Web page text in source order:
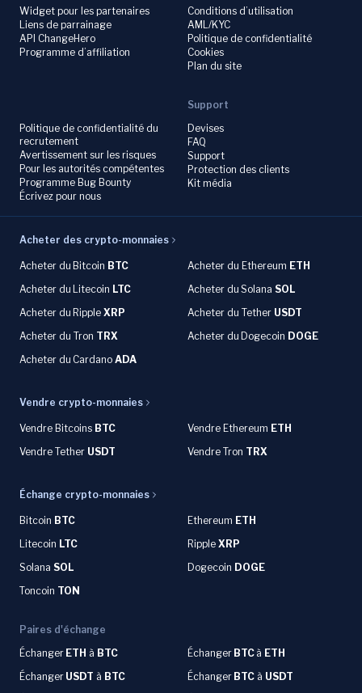
Widget pour les partenaires
Liens de parrainage
API ChangeHero
Programme d’affiliation
Conditions d’utilisation
AML/KYC
Politique de confidentialité
Cookies
Plan du site
Politique de confidentialité du
recrutement
Avertissement sur les risques
Pour les autorités compétentes
Programme Bug Bounty
Écrivez pour nous
Support
Devises
FAQ
Support
Protection des clients
Kit média
Acheter des crypto-monnaies
Acheter du Bitcoin BTC Acheter du Ethereum ETH
Acheter du Litecoin LTC Acheter du Solana SOL
Acheter du Ripple XRP Acheter du Tether USDT
Acheter du Tron TRX Acheter du Dogecoin DOGE
Acheter du Cardano ADA
Vendre crypto-monnaies
Vendre Bitcoins BTC Vendre Ethereum ETH
Vendre Tether USDT Vendre Tron TRX
Échange crypto-monnaies
Bitcoin BTC Ethereum ETH
Litecoin LTC Ripple XRP
Solana SOL Dogecoin DOGE
Toncoin TON
Paires d'échange
Échanger ETH à BTC Échanger BTC à ETH
Échanger USDT à BTC Échanger BTC à USDT